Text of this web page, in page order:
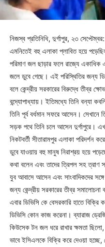
নিজস্ব প্রতিনিধি, দুর্গাপুর, ২৩
এমনিতেই বহু এলাকা প্লাবিত হয়ে
পরিমাণ জল ছাড়ার ফলে রাজ্যে একাধিক
জলে ডুবে গেছে। এই পরিস্থিতির জন্য
বলে কেন্দ্রীয় সরকারের বিরুদ্ধে তীব্র
বন্দ্যোপাধ্যায়। ইতিমধ্যে তিনি বন্যা
তিনি পূর্ব বর্ধমান সফরে আসেন।
সড়ক পথে তিনি চলে আসেন দুর্গাপুরে।
নিকটবর্তী সীতারামপুর এলাকা পরিদর্শন
ডুবে যাওয়ায় বহু মানুষ নিরাশ্রয় হয়ে
কথা বলেন এবং তাদের ত্রিপল সহ ত্রাণ
যুব আবাসে আসেন এবং সাংবাদিকদের
জন্য কেন্দ্রীয় সরকারের তীব্র
এবার ডিভিসি কে বেসরকারি হাতে বিক্রি
ডিভিসি কোন কাজ করেনা। ব্যারাজ
কিউসেক টন জল ধরে রাখার ক্ষমতা
ভাবে ইসিএলকে বিক্রি করে দেওয়া হচ্ছে,